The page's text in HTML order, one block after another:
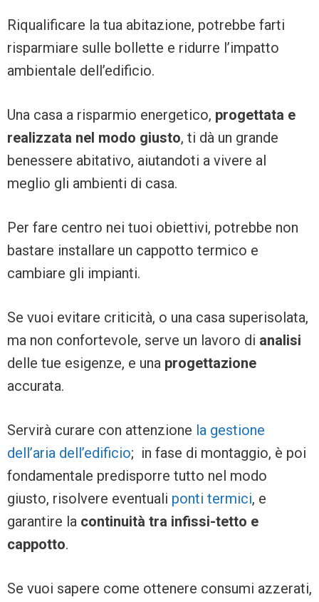
Riqualificare la tua abitazione, potrebbe farti
risparmiare sulle bollette e ridurre l’impatto
ambientale dell’edificio.
Una casa a risparmio energetico, progettata e
realizzata nel modo giusto, ti dà un grande
benessere abitativo, aiutandoti a vivere al
meglio gli ambienti di casa.
Per fare centro nei tuoi obiettivi, potrebbe non
bastare installare un cappotto termico e
cambiare gli impianti.
Se vuoi evitare criticità, o una casa superisolata,
ma non confortevole, serve un lavoro di analisi
delle tue esigenze, e una progettazione
accurata.
Servirà curare con attenzione la gestione
dell’aria dell’edificio; in fase di montaggio, è poi
fondamentale predisporre tutto nel modo
giusto, risolvere eventuali ponti termici, e
garantire la continuità tra infissi-tetto e
cappotto.
Se vuoi sapere come ottenere consumi azzerati,